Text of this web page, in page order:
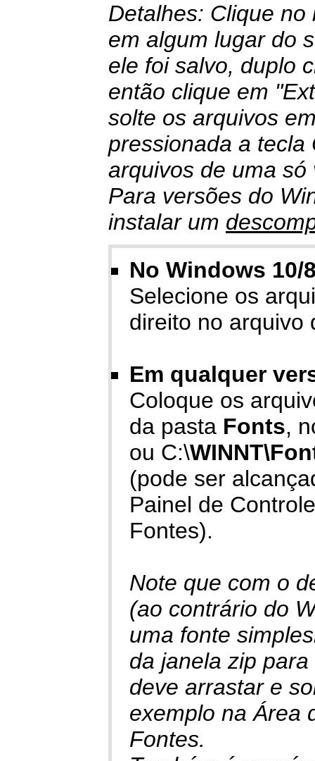
Detalhes: Clique
em algum lugar do
ele foi salvo, duplo
então clique em
solte os arquivos
pressionada a tecla
arquivos de uma só
Para versões do
instalar um
No Windows 10/
Selecione os
direito no arquivo
Em qualquer
Coloque os
da pasta Fonts,
ou C:\
(pode ser
Painel de
Fontes).
Note que com o
(ao contrário do
uma fonte
da janela zip
deve arrastar e
exemplo na Área
Fontes.